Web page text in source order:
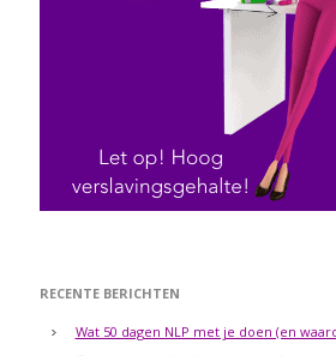
RECENTE BERICHTEN
Wat 50 dagen NLP met je doen (en